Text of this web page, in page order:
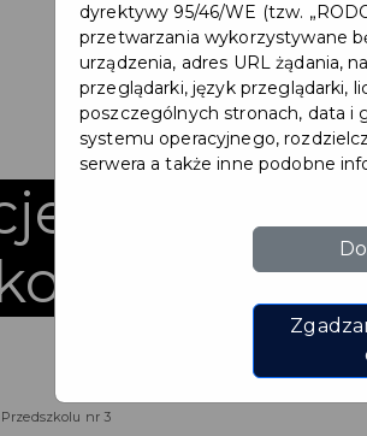
w
nr 3
nr 3
dyrektywy 95/46/WE (tzw.
przetwarzania wykorzystywane
urządzenia, adres URL żądania,
przeglądarki, język przeglądarki,
poszczególnych stronach, data i
systemu operacyjnego,
serwera a także inne podobne